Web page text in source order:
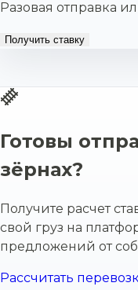
Разовая отправка
Получить ставку
Готовы
зёрнах?
Получите расчет
свой груз на
предложений от
Рассчитать